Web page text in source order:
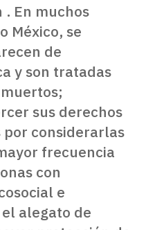
. En muchos
México, se
de
y son tratadas
sus derechos
considerarlas
frecuencia
con
e
alegato de